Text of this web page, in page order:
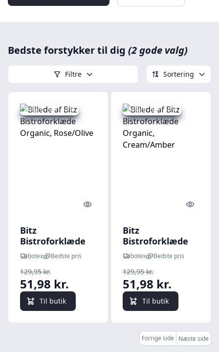
Bedste forstykker til dig (2 gode valg)
Filtre Sortering
Udsalg - spar 60 %
Quick look
Bitz
Bistroforklæde
Organic,
Rose/Olive
botex Bedste pris
129,95 kr.
51,98 kr.
Til butik
Udsalg - spar 60 %
Quick
Bitz
Bistroforklæde
Organic,
Cream/Amber
botex Bedste pris
129,95 kr.
51,98 kr.
Til butik
Forrige side Næste side